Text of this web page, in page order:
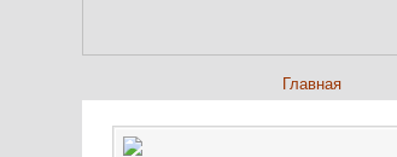
Главная